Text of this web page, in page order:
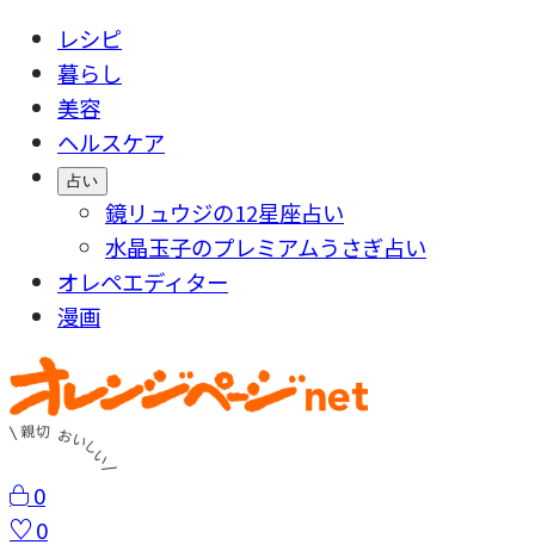
レシピ
暮らし
美容
ヘルスケア
占い
鏡リュウジの12星座占い
水晶玉子のプレミアムうさぎ占い
オレペエディター
漫画
0
0